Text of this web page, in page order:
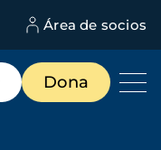
Área de socios
Dona